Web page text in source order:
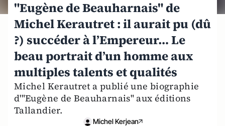
"Eugène de Beauharnais" de
Michel Kerautret : il aurait pu (dû
?) succéder à l’Empereur… Le
beau portrait d’un homme aux
multiples talents et qualités
Michel Kerautret a publié une biographie
d'"Eugène de Beauharnais" aux éditions
Tallandier.
Michel Kerjean